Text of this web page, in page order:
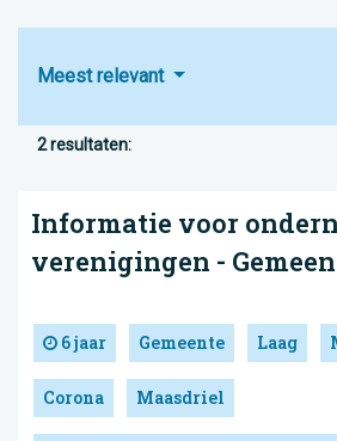
Meest relevant
2 resultaten:
Informatie voor
verenigingen -
6 jaar Gemeente Laag
Corona Maasdriel